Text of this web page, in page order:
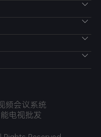
频会议系统
电视批发